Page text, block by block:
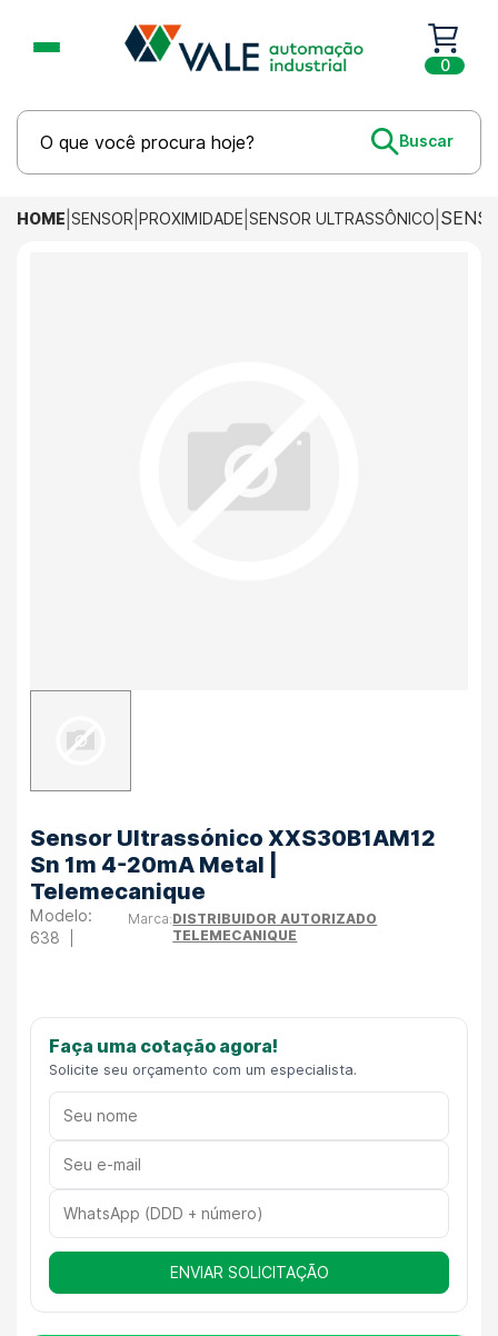
0
HOME SENSOR PROXIMIDADE SENSOR ULTRASSÔNICO
Sensor Ultrassónico XXS30B1AM12
Sn 1m 4-20mA Metal |
Telemecanique
638
DISTRIBUIDOR AUTORIZADO
TELEMECANIQUE
Faça uma cotação agora!
Solicite seu orçamento com um especialista.
ENVIAR SOLICITAÇÃO